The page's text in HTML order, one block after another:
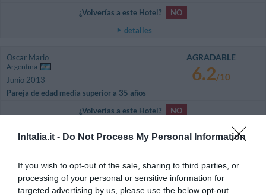
InItalia.it - Do Not Process My Personal Information
If you wish to opt-out of the sale, sharing to third parties, or
processing of your personal or sensitive information for
targeted advertising by us, please use the below opt-out
¿Volverías a este Hotel?
NO
detalles
Oscar Mario
Argentina
Junio 2013
Pareja de edad media superior a 35 años
AGRADABLE
6.2/10
¿Volverías a este Hotel?
NO
Polonia
Febrero 2013
Pareja de edad media inferior a 35 años
8.4/10